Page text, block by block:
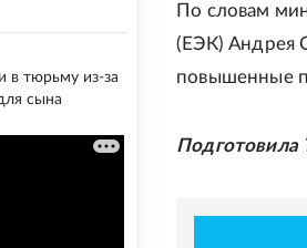
По словам
(ЕЭК) Андрея
повышенные
Подготовила
в тюрьму из-за
сына